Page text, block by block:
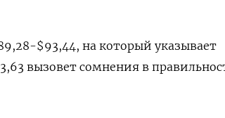
$93,44, на который указывает
вызовет сомнения в